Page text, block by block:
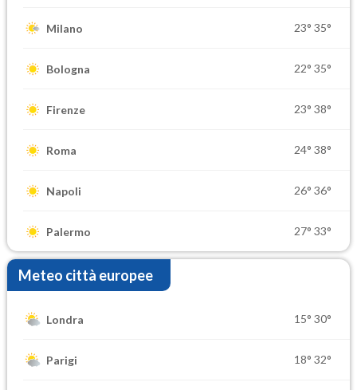
Milano 23° 35°
Bologna 22° 35°
Firenze 23° 38°
Roma 24° 38°
Napoli 26° 36°
Palermo 27° 33°
Meteo città europee
Londra 15° 30°
Parigi 18° 32°